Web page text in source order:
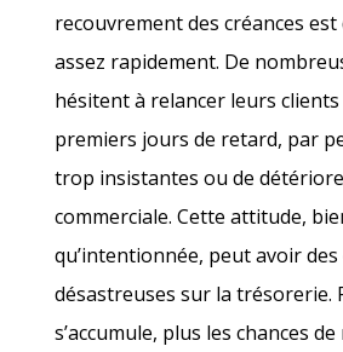
recouvrement des créances
assez rapidement. De
hésitent à relancer leurs clients
premiers jours de retard, par
trop insistantes ou de
commerciale. Cette attitude,
qu’intentionnée, peut avoir des
désastreuses sur la trésorerie.
s’accumule, plus les chances